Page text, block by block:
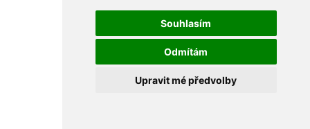
Souhlasím
Odmítám
Upravit mé předvolby
bowdeny a lanka
filtry
gufera